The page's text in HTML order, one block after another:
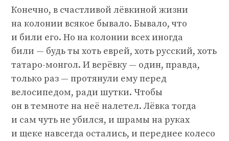
Конечно, в счастливой лёвкиной жизни
на колонии всякое бывало. Бывало, что
и били его. Но на колонии всех иногда
били — будь ты хоть еврей, хоть русский, хоть
татаро-монгол. И верёвку — один, правда,
только раз — протянули ему перед
велосипедом, ради шутки. Чтобы
он в темноте на неё налетел. Лёвка тогда
и сам чуть не убился, и шрамы на руках
и щеке навсегда остались, и переднее колесо